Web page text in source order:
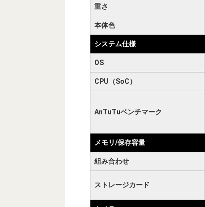
重さ
本体色
システム仕様
OS
CPU（SoC）
AnTuTuベンチマーク
メモリ/保存容量
組み合わせ
ストレージカード